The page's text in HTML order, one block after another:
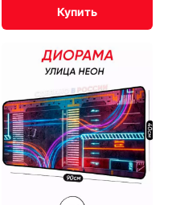
Купить